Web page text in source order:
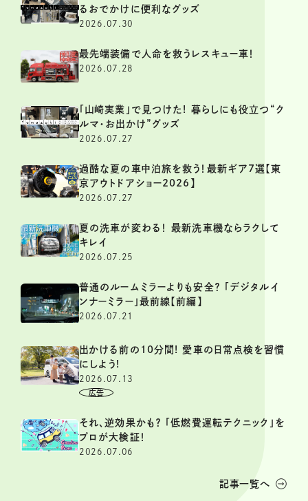
るおでかけに便利なグッズ
2026.07.30
最先端装備で人命を救うレスキュー車！
2026.07.28
「山崎実業」で見つけた! 暮らしにも役立つ“ク
ルマ・お出かけ”グッズ
2026.07.27
過酷な夏の車中泊旅を救う！最新ギア7選【東
京アウトドアショー2026】
2026.07.27
夏の洗車が変わる！ 最新洗車機ならラクして
キレイ
2026.07.25
普通のルームミラーよりも安全？ 「デジタルイ
ンナーミラー」最前線【前編】
2026.07.21
出かける前の10分間! 愛車の日常点検を習慣
にしよう!
2026.07.13
それ、逆効果かも？ 「低燃費運転テクニック」を
プロが大検証！
2026.07.06
記事一覧へ